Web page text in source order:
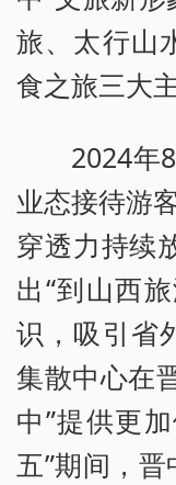
旅、太行山
食之旅三大
2024年
业态接待游
穿透力持续
出“到山西
识，吸引省
集散中心在
中”提供更
五”期间，